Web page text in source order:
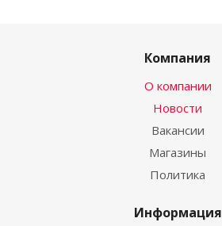
Компания
О компании
Новости
Вакансии
Магазины
Политика
Информация